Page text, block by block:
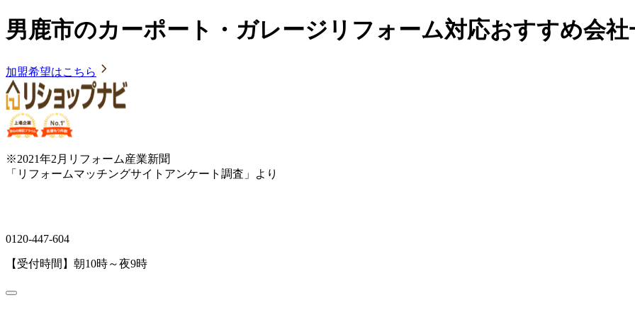
男鹿市のカーポート・ガレージリフォーム対応おすすめ会社
加盟希望はこちら
※2021年2月リフォーム産業新聞
「リフォームマッチングサイトアンケート調査」より
0120-447-604
【受付時間】朝10時～夜9時